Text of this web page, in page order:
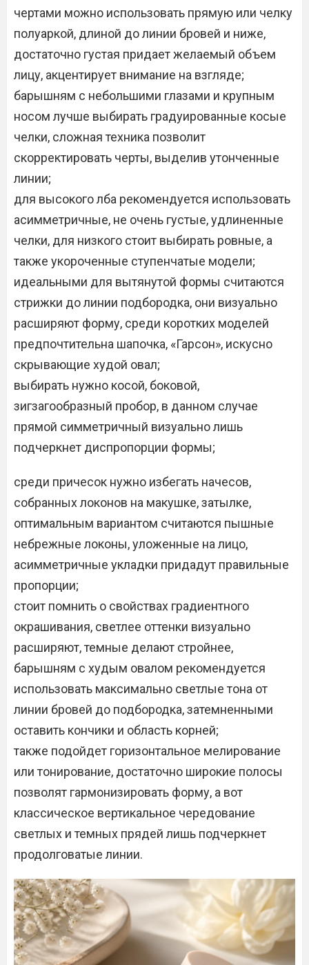
чертами можно использовать прямую или челку
полуаркой, длиной до линии бровей и ниже,
достаточно густая придает желаемый объем
лицу, акцентирует внимание на взгляде;
барышням с небольшими глазами и крупным
носом лучше выбирать градуированные косые
челки, сложная техника позволит
скорректировать черты, выделив утонченные
линии;
для высокого лба рекомендуется использовать
асимметричные, не очень густые, удлиненные
челки, для низкого стоит выбирать ровные, а
также укороченные ступенчатые модели;
идеальными для вытянутой формы считаются
стрижки до линии подбородка, они визуально
расширяют форму, среди коротких моделей
предпочтительна шапочка, «Гарсон», искусно
скрывающие худой овал;
выбирать нужно косой, боковой,
зигзагообразный пробор, в данном случае
прямой симметричный визуально лишь
подчеркнет диспропорции формы;
среди причесок нужно избегать начесов,
собранных локонов на макушке, затылке,
оптимальным вариантом считаются пышные
небрежные локоны, уложенные на лицо,
асимметричные укладки придадут правильные
пропорции;
стоит помнить о свойствах градиентного
окрашивания, светлее оттенки визуально
расширяют, темные делают стройнее,
барышням с худым овалом рекомендуется
использовать максимально светлые тона от
линии бровей до подбородка, затемненными
оставить кончики и область корней;
также подойдет горизонтальное мелирование
или тонирование, достаточно широкие полосы
позволят гармонизировать форму, а вот
классическое вертикальное чередование
светлых и темных прядей лишь подчеркнет
продолговатые линии.